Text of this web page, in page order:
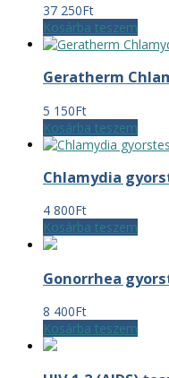
37 250Ft
Kosárba teszem
Geratherm
5 150Ft
Kosárba teszem
Chlamydia
4 800Ft
Kosárba teszem
Gonorrhea
8 400Ft
Kosárba teszem